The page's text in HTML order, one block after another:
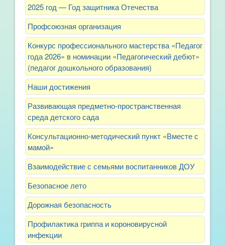
2025 год — Год защитника Отечества
Профсоюзная организация
Конкурс профессионального мастерства «Педагог
года 2026» в номинации «Педагогический дебют»
(педагог дошкольного образования)
Наши достижения
Развивающая предметно-пространственная
среда детского сада
Консультационно-методический пункт «Вместе с
мамой»
Взаимодействие с семьями воспитанников ДОУ
Безопасное лето
Дорожная безопасность
Профилактика гриппа и короновирусной
инфекции